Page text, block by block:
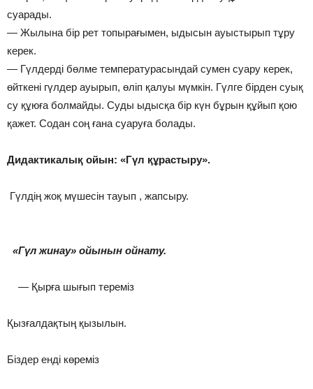
суарады.
— Жылына бір рет топырағымен, ыдысын ауыстырып тұру
керек.
— Гүлдерді бөлме температурасындай сумен суару керек,
өйткені гүлдер ауырып, өліп қалуы мүмкін. Гүлге бірден суық
су құюға болмайды. Суды ыдысқа бір күн бұрын құйып қою
қажет. Содан соң ғана суаруға болады.
Дидактикалық ойын: «Гүл құрастыру».
Гүлдің жоқ мүшесін тауып , жапсыру.
«Гүл жинау» ойынын ойнату.
— Қырға шығып тереміз
Қызғалдақтың қызылын.
Біздер енді көреміз